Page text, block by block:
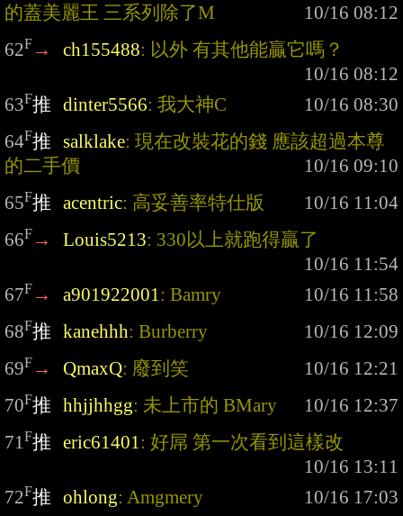
的蓋美麗王 三系列除了M
62F → ch155488: 以外 有其他能贏它嗎？
63F推 dinter5566: 我大神C
64F推 salklake: 現在改裝花的錢 應該超過本尊
的二手價
65F推 acentric: 高妥善率特仕版
66F → Louis5213: 330以上就跑得贏了
67F → a901922001: Bamry
68F推 kanehhh: Burberry
69F → QmaxQ: 廢到笑
70F推 hhjjhhgg: 未上市的 BMary
71F推 eric61401: 好屌 第一次看到這樣改
72F推 ohlong: Amgmery